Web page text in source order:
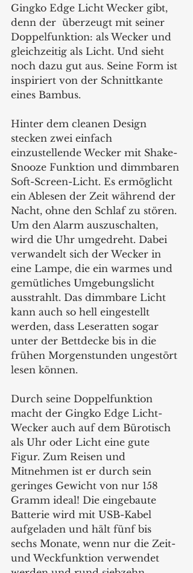
Gingko Edge Licht Wecker gibt,
denn der  überzeugt mit seiner
Doppelfunktion: als Wecker und
gleichzeitig als Licht. Und sieht
noch dazu gut aus. Seine Form ist
inspiriert von der Schnittkante
eines Bambus.
Hinter dem cleanen Design
stecken zwei einfach
einzustellende Wecker mit Shake-
Snooze Funktion und dimmbaren
Soft-Screen-Licht. Es ermöglicht
ein Ablesen der Zeit während der
Nacht, ohne den Schlaf zu stören.
Um den Alarm auszuschalten,
wird die Uhr umgedreht. Dabei
verwandelt sich der Wecker in
eine Lampe, die ein warmes und
gemütliches Umgebungslicht
ausstrahlt. Das dimmbare Licht
kann auch so hell eingestellt
werden, dass Leseratten sogar
unter der Bettdecke bis in die
frühen Morgenstunden ungestört
lesen können.
Durch seine Doppelfunktion
macht der Gingko Edge Licht-
Wecker auch auf dem Bürotisch
als Uhr oder Licht eine gute
Figur. Zum Reisen und
Mitnehmen ist er durch sein
geringes Gewicht von nur 158
Gramm ideal! Die eingebaute
Batterie wird mit USB-Kabel
aufgeladen und hält fünf bis
sechs Monate, wenn nur die Zeit-
und Weckfunktion verwendet